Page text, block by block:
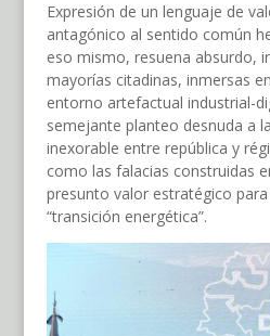
Expresión de un lenguaje de
antagónico al sentido común
eso mismo, resuena absurdo,
mayorías citadinas, inmersas
entorno artefactual industrial-
semejante planteo desnuda a
inexorable entre república y
como las falacias construidas
presunto valor estratégico
“transición energética”.